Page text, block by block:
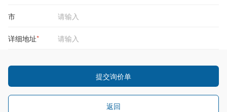
市
详细地址*
提交询价单
返回